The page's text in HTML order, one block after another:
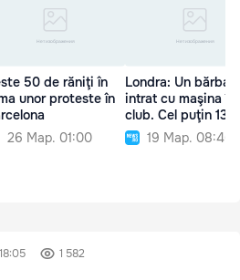
50 de răniţi în
unor proteste în
26 Мар. 01:00
Londra: Un bărbat
intrat cu maşina în
club. Cel puţin 13
19 Мар. 08:46
1 582